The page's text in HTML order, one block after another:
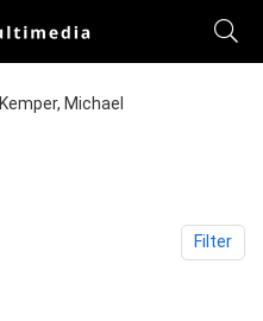
Kemper, Michael
Filter